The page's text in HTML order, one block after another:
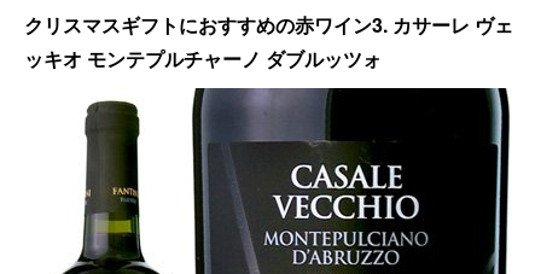
クリスマスギフトにおすすめの赤ワイン3. カサーレ ヴェ
ッキオ モンテプルチャーノ ダブルッツォ